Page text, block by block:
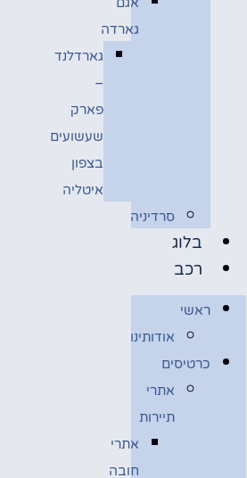
גארדה
גארדלנד
–
פארק
שעשועים
בצפון
איטליה
סרדיניה
בלוג
רכב
ראשי
אודותינו
כרטיסים
אתרי
תיירות
אתרי
חובה